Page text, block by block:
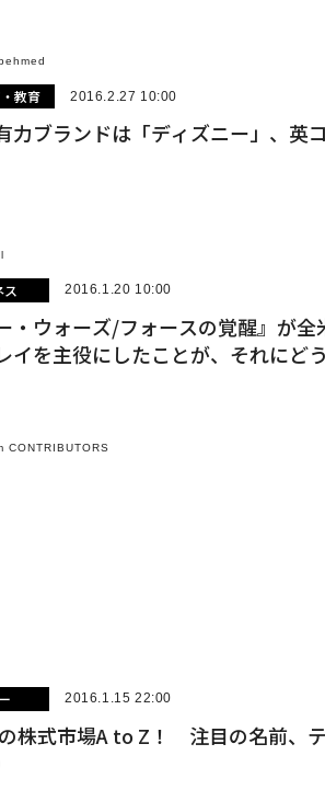
教育 2016.2.27 10:00
力ブランドは「ディズニー」、英
ス 2016.1.20 10:00
・ウォーズ/フォースの覚醒』が全
イを主役にしたことが、それにど
CONTRIBUTORS
2016.1.15 22:00
株式市場A to Z！ 注目の名前、